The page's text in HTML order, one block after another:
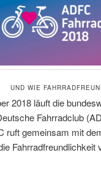
UND WIE
2018 läuft die
Fahrradclub
ruft gemeinsam mit